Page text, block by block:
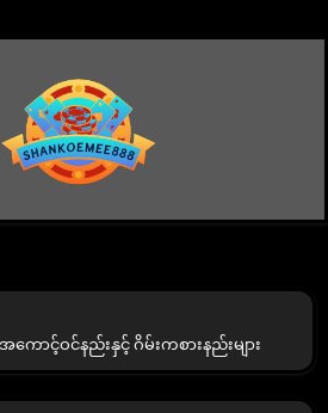
အကောင့်ဝင်နည်းနှင့် ဂိမ်းကစားနည်းများ